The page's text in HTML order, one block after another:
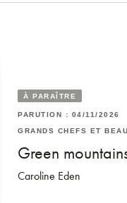
308 PAGES
LIVRES
Grand
À PARAÎTRE
PARUTION : 04/11/2026
GRANDS CHEFS ET
Green
Caroline Eden